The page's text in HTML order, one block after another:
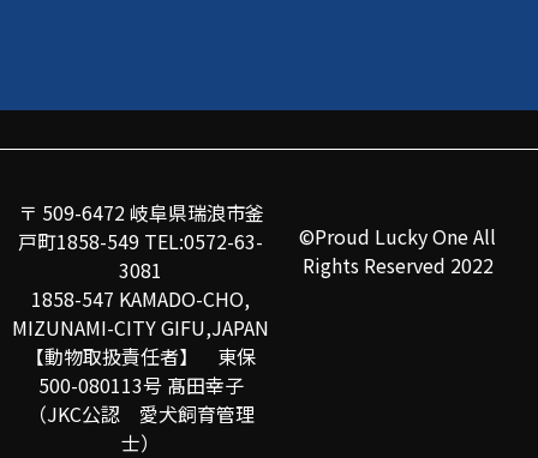
〒 509-6472 岐阜県瑞浪市釜
戸町1858-549 TEL:0572-63-
3081
1858-547 KAMADO-CHO,
MIZUNAMI-CITY GIFU,JAPAN
【動物取扱責任者】 東保
500-080113号 髙田幸子
（JKC公認 愛犬飼育管理
士）
©Proud Lucky One All
Rights Reserved 2022